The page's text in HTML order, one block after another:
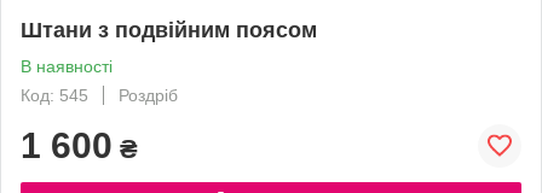
Штани з подвійним поясом
В наявності
Код: 545
Роздріб
1 600 ₴